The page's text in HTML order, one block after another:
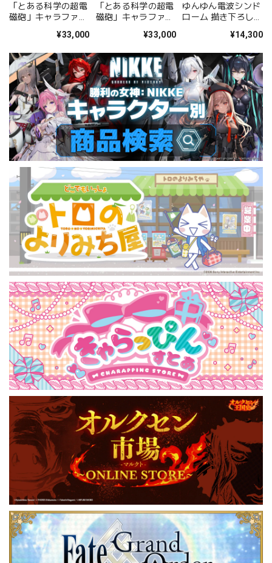
「とある科学の超電
磁砲」キャラファイ
¥33,000
「とある科学の超電
磁砲」キャラファイ
¥33,000
ゆんゆん電波シンド
ローム 描き下ろしキ
（Qちゃん&ゆんゆ
¥14,300